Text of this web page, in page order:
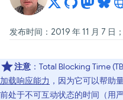
发布时间：2019 年 11 月 7 日
注意 ：Total Blocking Time
加载响应能力 ，因为它可以帮助
前处于不可互动状态的时间（用